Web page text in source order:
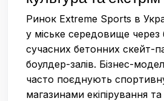
Ринок Extreme Sports в
у міське середовище через
сучасних бетонних скейт-
боулдер-залів. Бізнес-
часто поєднують
магазинами екіпірування